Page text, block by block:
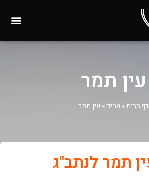
עין תמר
דף הבית» ערים » עין תמר
תמר לנתב"ג